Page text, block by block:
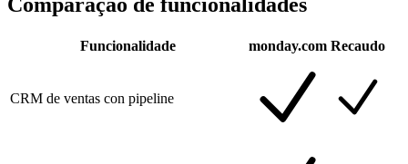
Funcionalidade monday.com Recaudo
CRM de ventas con pipeline